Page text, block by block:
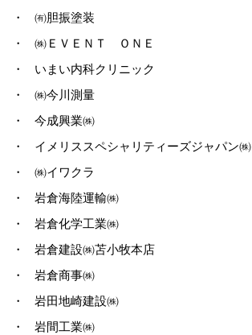
・
㈲胆振塗装
・
㈱ＥＶＥＮＴ ＯＮＥ
・
いまい内科クリニック
・
㈱今川測量
・
今成興業㈱
・
イメリススペシャリティーズジャパン㈱
・
㈱イワクラ
・
岩倉海陸運輸㈱
・
岩倉化学工業㈱
・
岩倉建設㈱苫小牧本店
・
岩倉商事㈱
・
岩田地崎建設㈱
・
岩間工業㈱